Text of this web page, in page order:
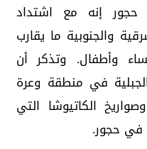
حجور إنه مع اشتداد
والجنوبية ما يقارب
وأطفال. وتذكر أن
في منطقة وعرة
الكاتيوشا التي
في حجور.